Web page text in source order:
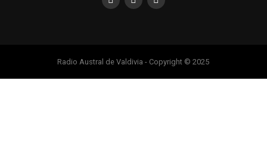
Radio Austral de Valdivia - Copyright © 2025